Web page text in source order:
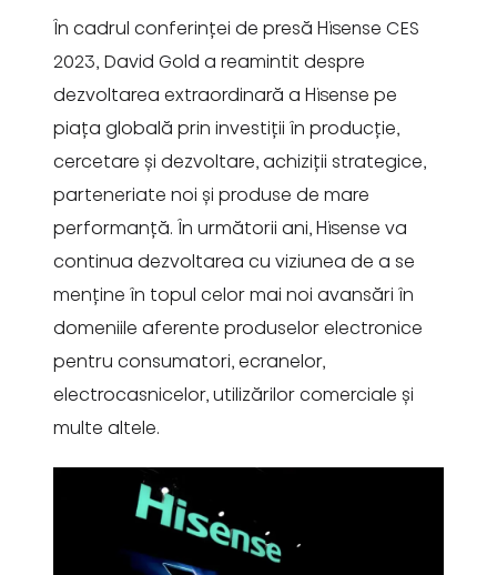
În cadrul conferinței de presă Hisense CES
2023, David Gold a reamintit despre
dezvoltarea extraordinară a Hisense pe
piața globală prin investiții în producție,
cercetare și dezvoltare, achiziții strategice,
parteneriate noi și produse de mare
performanță. În următorii ani, Hisense va
continua dezvoltarea cu viziunea de a se
menține în topul celor mai noi avansări în
domeniile aferente produselor electronice
pentru consumatori, ecranelor,
electrocasnicelor, utilizărilor comerciale și
multe altele.